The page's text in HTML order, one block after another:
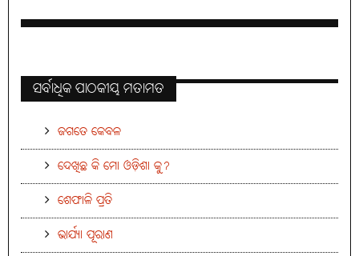
ସର୍ବାଧିକ ପାଠକୀୟ ମତାମତ
ଜଗତେ କେବଳ
ଦେଖିଛ କି ମୋ ଓଡ଼ିଶା କୁ?
ଶେଫାଳି ପ୍ରତି
ଭାର୍ଯ୍ୟା ପୂରାଣ